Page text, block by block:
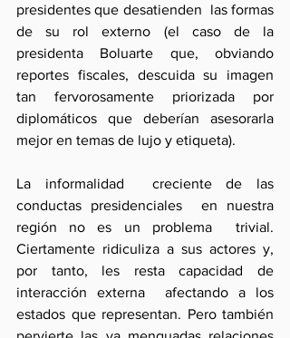
presidentes que desatienden  las formas
de su rol externo (el caso de la
presidenta Boluarte que, obviando
reportes fiscales, descuida su imagen
tan fervorosamente priorizada por
diplomáticos que deberían asesorarla
mejor en temas de lujo y etiqueta).
La informalidad  creciente de las
conductas presidenciales  en nuestra
región no es un problema  trivial.
Ciertamente ridiculiza a sus actores y,
por tanto, les resta capacidad de
interacción externa  afectando a los
estados que representan. Pero también